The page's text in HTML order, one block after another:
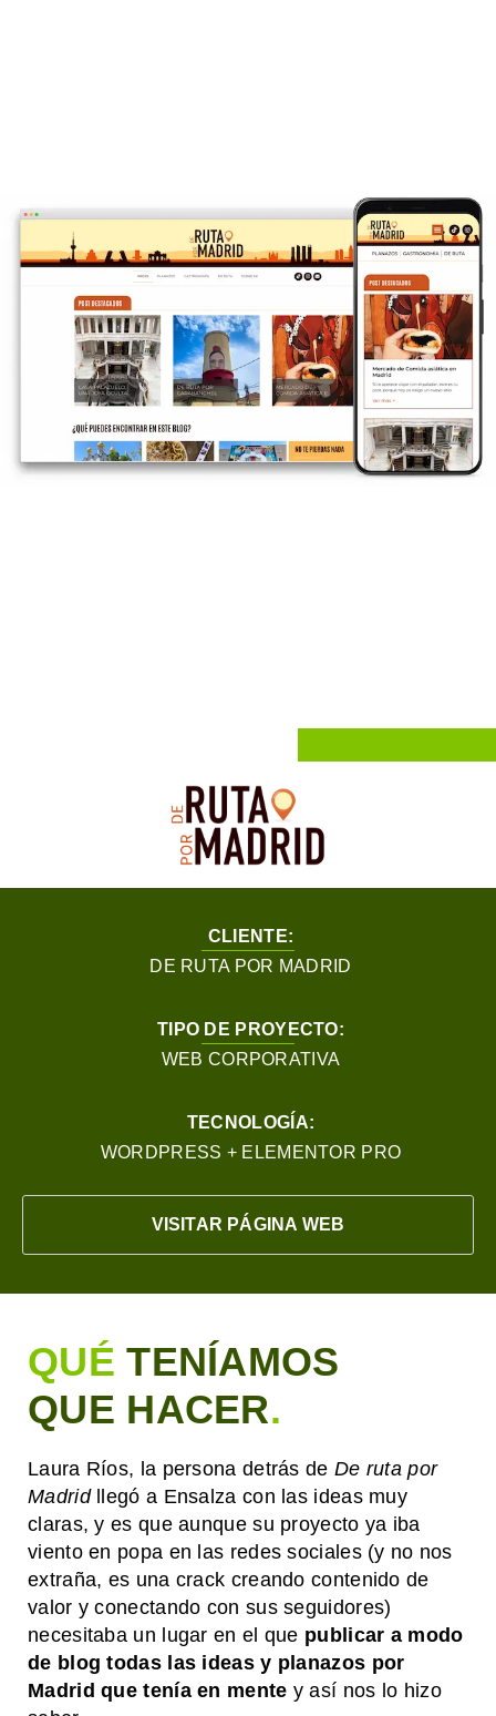
CLIENTE:
DE RUTA POR MADRID
TIPO DE PROYECTO:
WEB CORPORATIVA
TECNOLOGÍA:
WORDPRESS + ELEMENTOR PRO
VISITAR PÁGINA WEB
QUÉTENÍAMOS
QUE HACER.
Laura Ríos, la persona detrás de De ruta por
Madrid llegó a Ensalza con las ideas muy
claras, y es que aunque su proyecto ya iba
viento en popa en las redes sociales (y no nos
extraña, es una crack creando contenido de
valor y conectando con sus seguidores)
necesitaba un lugar en el que publicar a modo
de blog todas las ideas y planazos por
Madrid que tenía en mente y así nos lo hizo